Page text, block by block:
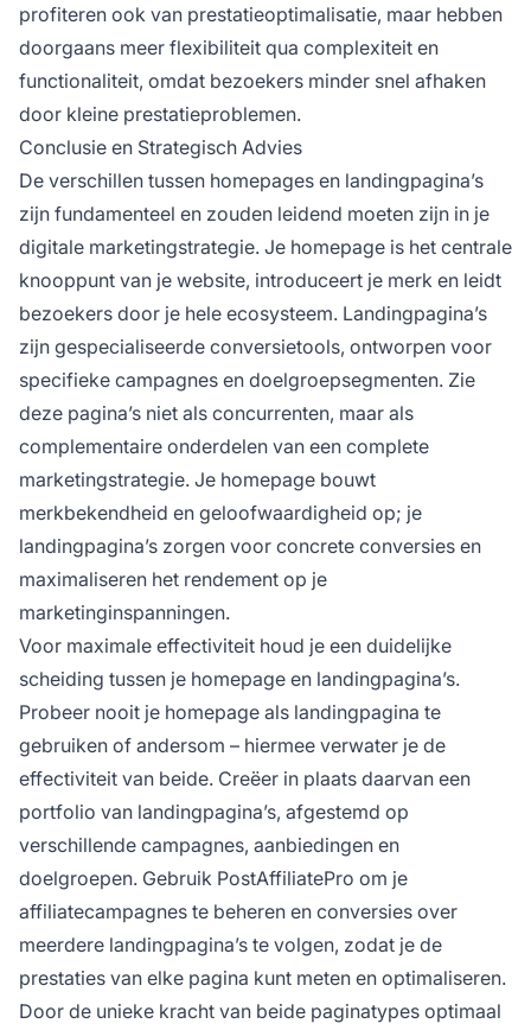
profiteren ook van prestatieoptimalisatie, maar hebben
doorgaans meer flexibiliteit qua complexiteit en
functionaliteit, omdat bezoekers minder snel afhaken
door kleine prestatieproblemen.
Conclusie en Strategisch Advies
De verschillen tussen homepages en landingpagina’s
zijn fundamenteel en zouden leidend moeten zijn in je
digitale marketingstrategie. Je homepage is het centrale
knooppunt van je website, introduceert je merk en leidt
bezoekers door je hele ecosysteem. Landingpagina’s
zijn gespecialiseerde conversietools, ontworpen voor
specifieke campagnes en doelgroepsegmenten. Zie
deze pagina’s niet als concurrenten, maar als
complementaire onderdelen van een complete
marketingstrategie. Je homepage bouwt
merkbekendheid en geloofwaardigheid op; je
landingpagina’s zorgen voor concrete conversies en
maximaliseren het rendement op je
marketinginspanningen.
Voor maximale effectiviteit houd je een duidelijke
scheiding tussen je homepage en landingpagina’s.
Probeer nooit je homepage als landingpagina te
gebruiken of andersom – hiermee verwater je de
effectiviteit van beide. Creëer in plaats daarvan een
portfolio van landingpagina’s, afgestemd op
verschillende campagnes, aanbiedingen en
doelgroepen. Gebruik PostAffiliatePro om je
affiliatecampagnes te beheren en conversies over
meerdere landingpagina’s te volgen, zodat je de
prestaties van elke pagina kunt meten en optimaliseren.
Door de unieke kracht van beide paginatypes optimaal